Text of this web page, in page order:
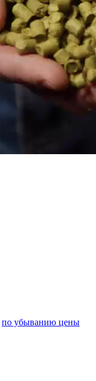
по убыванию цены